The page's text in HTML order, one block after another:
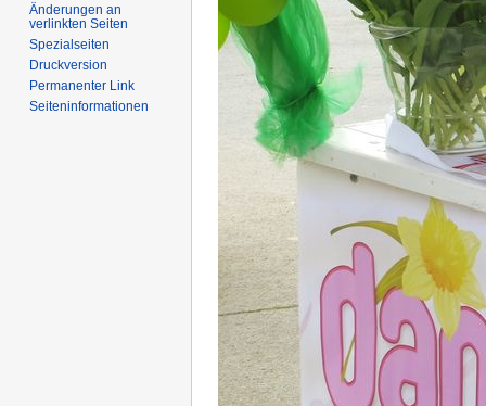
Änderungen an
verlinkten Seiten
Spezialseiten
Druckversion
Permanenter Link
Seiten­informationen